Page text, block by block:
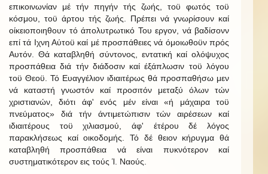
επικοινωνίαν μέ τήν πηγήν τής ζωής, τοϋ φωτός τοϋ
κόσμου, τοϋ άρτου τής ζωής. Πρέπει νά γνωρίσουν καί
οίκειοποιηθουν τό άπολυτρωτικό Του εργον, νά βαδίσονν
επί τά Ιχνη Αύτοϋ καί μέ προσπάθειες νά όμοιωθοϋν πρός
Αυτόν. Θά καταβληθή σύντονος, εντατική καί ολόψυχος
προσπάθεια διά τήν διάδοσιν καί έξάπλωσιν τοϋ λόγου
τοϋ Θεοϋ. Τό Ευαγγέλιον ιδιαιτέρως θά προσπαθήσω μεν
νά καταστή γνωστόν καί προσιτόν μεταξύ όλων τών
χριστιανών, διότι άφ' ενός μέν είναι «ή μάχαιρα τοϋ
πνεύματος» διά τήν άντιμετώπισιν τών αιρέσεων καί
ιδιαιτέρους τοϋ χιλιασμού, άφ' έτέρου δέ λόγος
παρακλήσεως καί οικοδομής. Τό δέ θειον κήρυγμα θά
καταβληθή προσπάθεια νά είναι πυκνότερον καί
συστηματικότερον εις τούς Ί. Ναούς.